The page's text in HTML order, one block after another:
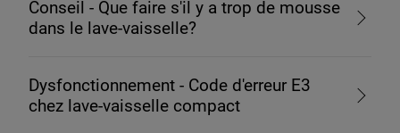
Conseil - Que faire s'il y a trop de mousse
dans le lave-vaisselle?
Dysfonctionnement - Code d'erreur E3
chez lave-vaisselle compact